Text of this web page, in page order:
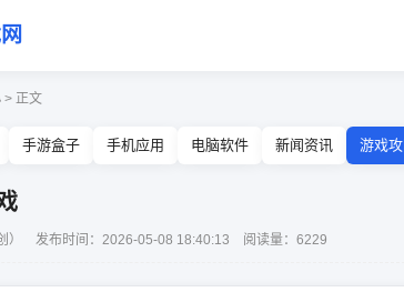
> 正文
手游盒子 手机应用 电脑软件 新闻资讯 游戏
） 发布时间：2026-05-08 18:40:13 阅读量：6229